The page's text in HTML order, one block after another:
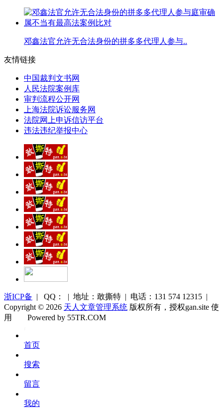
邓鑫法官允许无合法身份的拼多多代理人参与..
友情链接
中国裁判文书网
人民法院案例库
审判流程公开网
上海法院诉讼服务网
法院网上申诉信访平台
违法违纪举报中心
浙ICP备 | QQ： | 地址：敢撕特 | 电话：131 574 12315 |
Copyright © 2026 天人文章管理系统 版权所有，授权gan.site 使
用
库
Powered by 55TR.COM
首页
搜索
留言
我的